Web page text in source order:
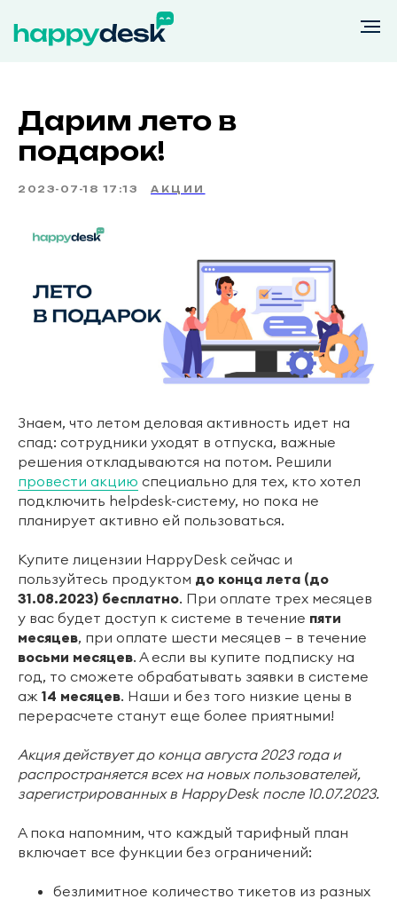
Возможности Тарифы
Дарим лето в
подарок!
2023-07-18 17:13 АКЦИИ
Знаем, что летом деловая активность идет на
спад: сотрудники уходят в отпуска, важные
решения откладываются на потом. Решили
провести акцию специально для тех, кто хотел
подключить helpdesk-систему, но пока не
планирует активно ей пользоваться.
Купите лицензии HappyDesk сейчас и
пользуйтесь продуктом до конца лета (до
31.08.2023) бесплатно. При оплате трех месяцев
у вас будет доступ к системе в течение пяти
месяцев, при оплате шести месяцев — в течение
восьми месяцев. А если вы купите подписку на
год, то сможете обрабатывать заявки в системе
аж 14 месяцев. Наши и без того низкие цены в
перерасчете станут еще более приятными!
Акция действует до конца августа 2023 года и
распространяется всех на новых пользователей,
зарегистрированных в HappyDesk после 10.07.2023.
А пока напомним, что каждый тарифный план
включает все функции без ограничений:
безлимитное количество тикетов из разных